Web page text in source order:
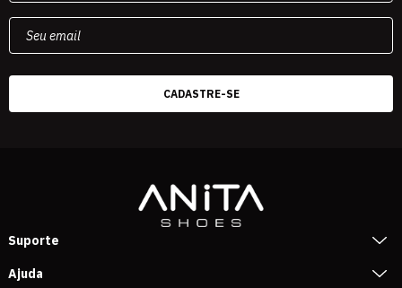
Suporte
Ajuda